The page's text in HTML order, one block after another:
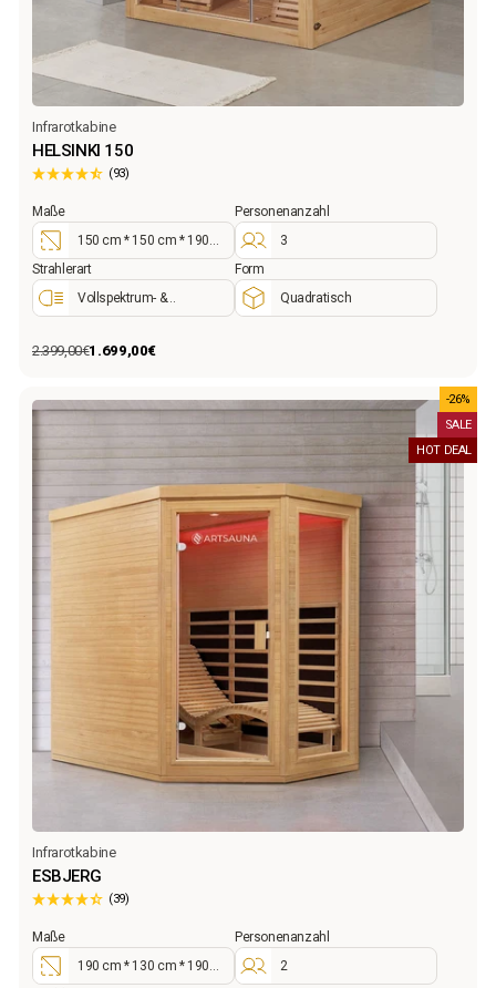
Infrarotkabine
HELSINKI 150
(93)
Maße
150 cm * 150 cm * 190
cm
Personenanzahl
3
Strahlerart
Vollspektrum- &
Flächenstrahler
Form
Quadratisch
Normaler
2.399,00€
Sonderpreis1.699,00€
-26%
SALE
HOT DEAL
Infrarotkabine
ESBJERG
(39)
Maße
190 cm * 130 cm * 190
Personenanzahl
2